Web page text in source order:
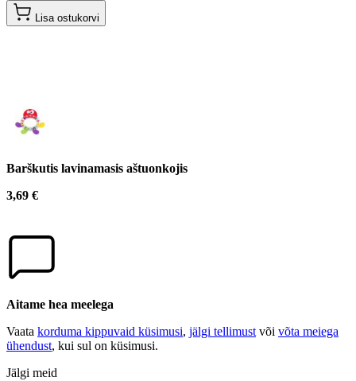
Lisa ostukorvi
Barškutis lavinamasis aštuonkojis
3,69 €
Aitame hea meelega
Vaata korduma kippuvaid küsimusi, jälgi tellimust või võta meiega
ühendust, kui sul on küsimusi.
Jälgi meid